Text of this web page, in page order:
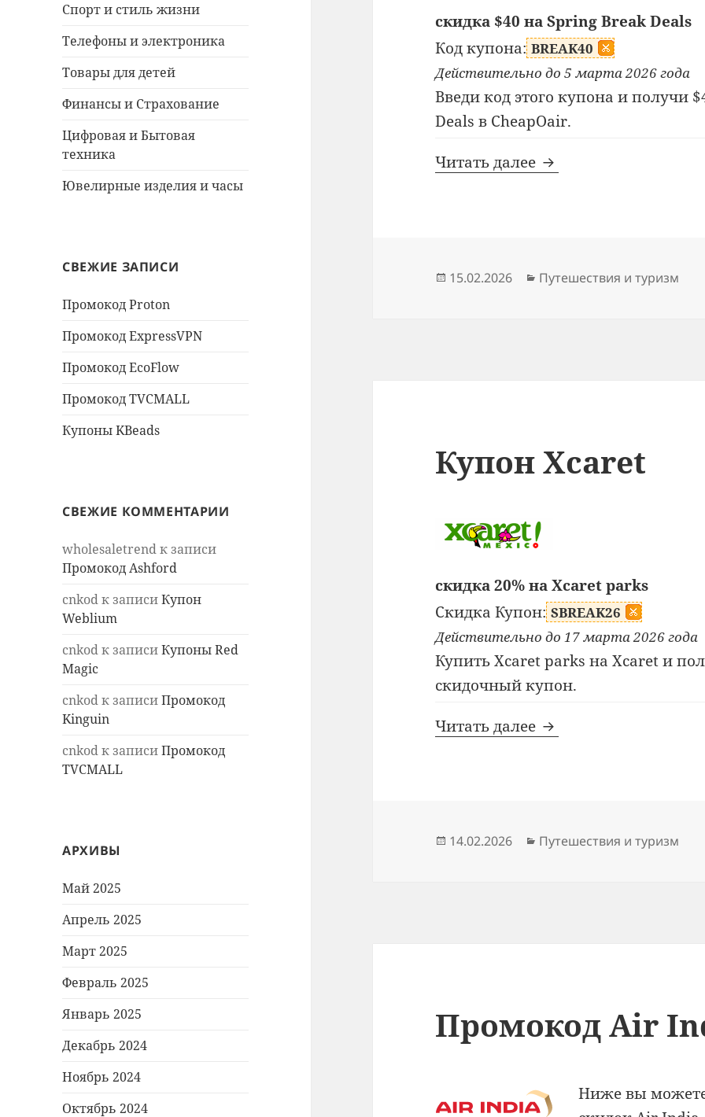
Спорт и стиль жизни
Телефоны и электроника
Товары для детей
Финансы и Страхование
Цифровая и Бытовая
техника
Ювелирные изделия и часы
СВЕЖИЕ ЗАПИСИ
Промокод Proton
Промокод ExpressVPN
Промокод EcoFlow
Промокод TVCMALL
Купоны KBeads
СВЕЖИЕ КОММЕНТАРИИ
wholesaletrendк записи
Промокод Ashford
cnkodк записиКупон
Weblium
cnkodк записиКупоны Red
Magic
cnkodк записиПромокод
Kinguin
cnkodк записиПромокод
TVCMALL
АРХИВЫ
Май 2025
Апрель 2025
Март 2025
Февраль 2025
Январь 2025
Декабрь 2024
Ноябрь 2024
Октябрь 2024
скидка $40 на Spring Break Deals
Код купона: BREAK40
Действительно до 5 марта 2026 года
Введи код этого купона и получи
Deals в CheapOair.
Читать далее Купон CheapOair
Опубликовано
15.02.2026 Рубрики
Путешествия и туризм
Купон Xcaret
скидка 20% на Xcaret parks
Скидка Купон: SBREAK26
Действительно до 17 марта 2026 года
Купить Xcaret parks на Xcaret и
скидочный купон.
Читать далее Купон Xcaret
Опубликовано
14.02.2026 Рубрики
Путешествия и туризм
Промокод Air
Ниже вы